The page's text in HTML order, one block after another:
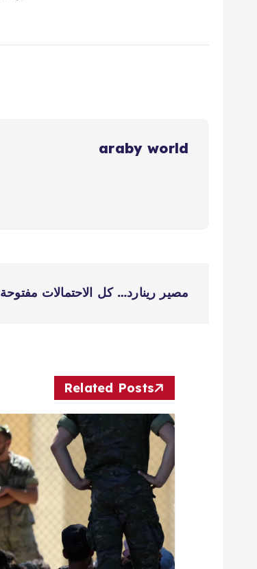
araby world
مصير رينارد… كل الاحتمالات مفتوحة
Related Posts